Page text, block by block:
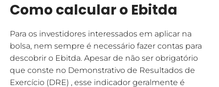
Como calcular o Ebitda
Para os investidores interessados em aplicar na
bolsa, nem sempre é necessário fazer contas para
descobrir o Ebitda. Apesar de não ser obrigatório
que conste no Demonstrativo de Resultados de
Exercício (DRE) , esse indicador geralmente é